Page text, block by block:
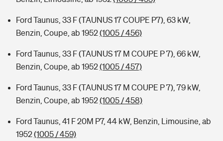
Ford Taunus, 33 F (TAUNUS 17 COUPE P7), 63 kW,
Benzin, Coupe, ab 1952(1005 / 456)
Ford Taunus, 33 F (TAUNUS 17 M COUPE P 7), 66 kW,
Benzin, Coupe, ab 1952(1005 / 457)
Ford Taunus, 33 F (TAUNUS 17 M COUPE P 7), 79 kW,
Benzin, Coupe, ab 1952(1005 / 458)
Ford Taunus, 41 F 20M P7, 44 kW, Benzin, Limousine, ab
1952(1005 / 459)